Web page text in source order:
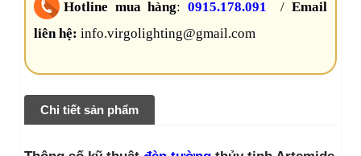
Hotline mua hàng:0915.178.091 /Email
liên hệ: info.virgolighting@gmail.com
Chi tiết sản phẩm